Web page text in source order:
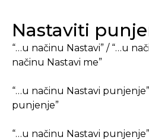
Nastaviti
“…u načinu Nastavi” / “…u
načinu Nastavi me”
“…u načinu Nastavi
punjenje”
“…u načinu Nastavi